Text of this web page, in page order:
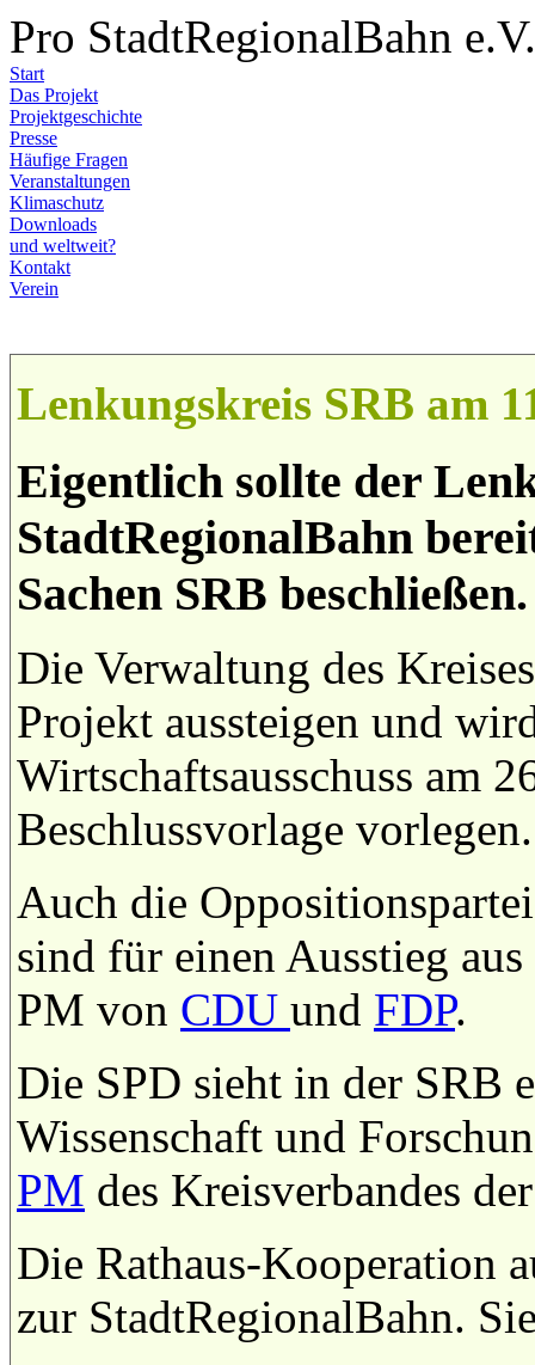
Pro StadtRegionalBahn e.V.
Start
Das Projekt
Projektgeschichte
Presse
Häufige Fragen
Veranstaltungen
Klimaschutz
Downloads
und weltweit?
Kontakt
Verein
Lenkungskreis SRB am
Eigentlich sollte der
StadtRegionalBahn
Sachen SRB beschließen.
Die Verwaltung des
Projekt aussteigen und
Wirtschaftsausschuss am
Beschlussvorlage
Auch die
sind für einen Ausstieg
PM von CDU und FDP.
Die SPD sieht in der SRB
Wissenschaft und
PM des Kreisverbandes
Die Rathaus-Kooperation
zur StadtRegionalBahn.